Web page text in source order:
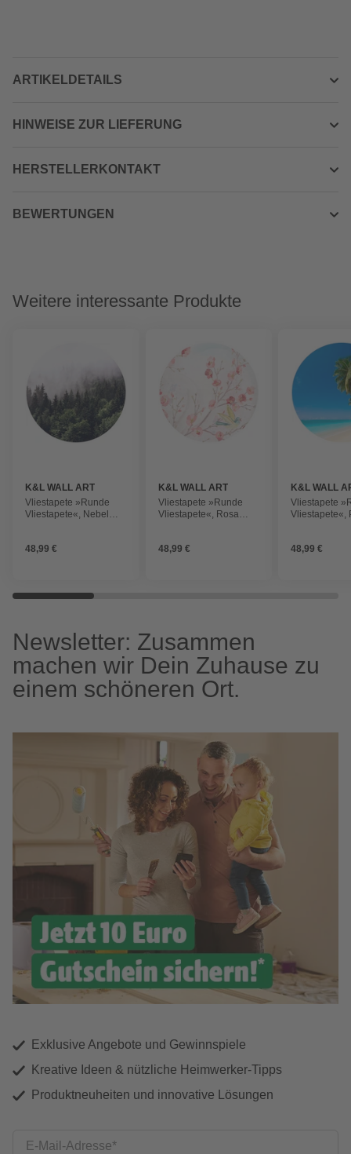
ARTIKELDETAILS
HINWEISE ZUR LIEFERUNG
HERSTELLERKONTAKT
BEWERTUNGEN
Weitere interessante Produkte
K&L WALL ART
Vliestapete »Runde
Vliestapete«, Nebel
48,99 €
K&L WALL ART
Vliestapete »Runde
Vliestapete«, Rosa
matt
48,99 €
K&L WALL
Vliestapete
Vliestapete«,
48,99 €
Newsletter: Zusammen
machen wir Dein Zuhause zu
einem schöneren Ort.
Exklusive Angebote und Gewinnspiele
Kreative Ideen & nützliche Heimwerker-Tipps
Produktneuheiten und innovative Lösungen
E-Mail-Adresse